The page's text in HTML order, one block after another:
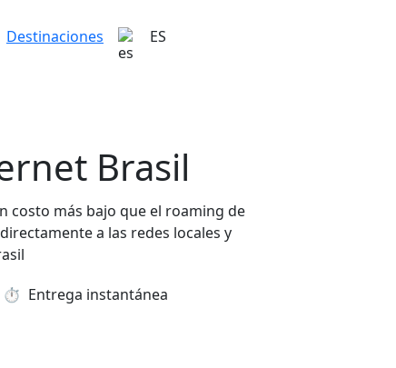
Destinaciones ES
Brasil
costo más bajo que el roaming de
a las redes locales y
⏱️️ Entrega instantánea